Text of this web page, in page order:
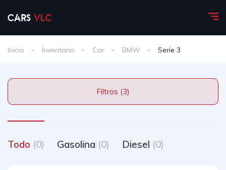
Inicio Inventario Car BMW Serie 3
Filtros (3)
Todo (0) Gasolina (0) Diesel (0)